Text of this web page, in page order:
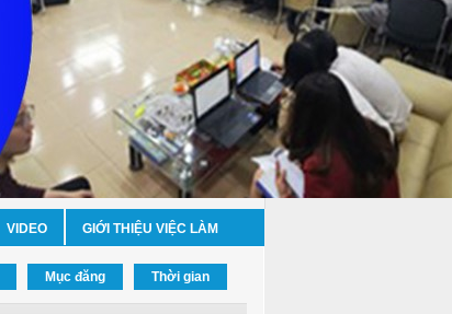
VIDEO GIỚI THIỆU VIỆC LÀM
Mục đăng Thời gian